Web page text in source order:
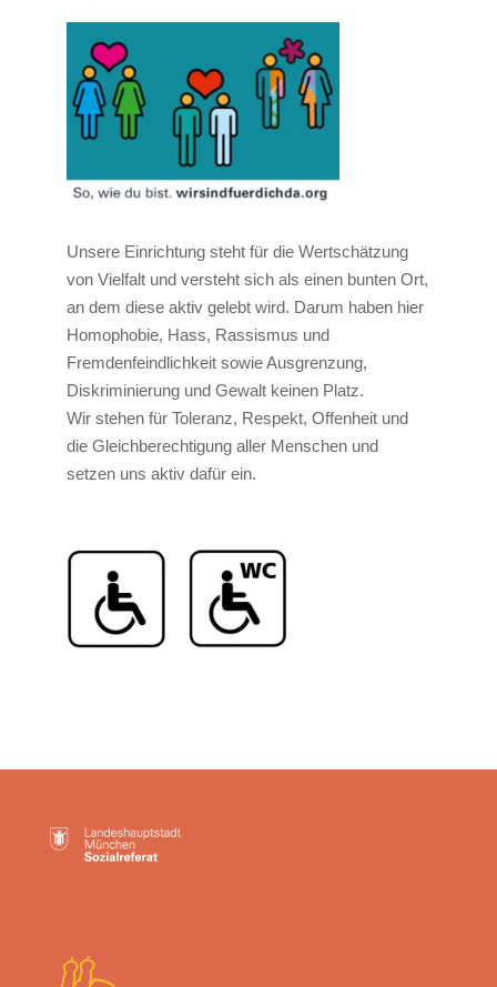
Unsere Einrichtung steht für die Wertschätzung
von Vielfalt und versteht sich als einen bunten Ort,
an dem diese aktiv gelebt wird. Darum haben hier
Homophobie, Hass, Rassismus und
Fremdenfeindlichkeit sowie Ausgrenzung,
Diskriminierung und Gewalt keinen Platz.
Wir stehen für Toleranz, Respekt, Offenheit und
die Gleichberechtigung aller Menschen und
setzen uns aktiv dafür ein.